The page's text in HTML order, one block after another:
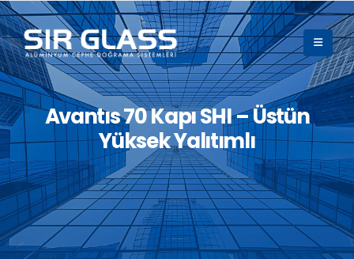
Avantıs 70 Kapı SHI – Üstün
Yüksek Yalıtımlı